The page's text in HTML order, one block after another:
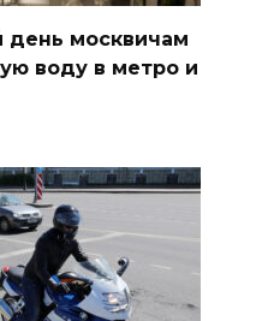
день москвичам
воду в метро и